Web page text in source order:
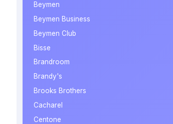
Beymen
Beymen Business
Beymen Club
Bisse
Brandroom
Brandy's
Brooks Brothers
Cacharel
Centone